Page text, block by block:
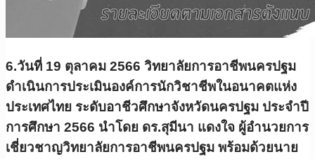
6.วันที่ 19 ตุลาคม 2566 วิทยาลัยการอาชีพนครปฐม
ดำเนินการประเมินองค์การนักวิชาชีพในอนาคตแห่ง
ประเทศไทย ระดับอาชีวศึกษาจังหวัดนครปฐม ประจำปี
การศึกษา 2566 นำโดย ดร.สุมีนา แดงใจ ผู้อำนวยการ
เชี่ยวชาญวิทยาลัยการอาชีพนครปฐม พร้อมด้วยนาย